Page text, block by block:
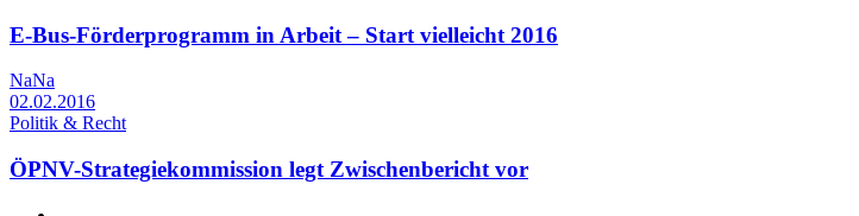
E-Bus-Förderprogramm in Arbeit – Start vielleicht 2016
NaNa
02.02.2016
Politik & Recht
ÖPNV-Strategiekommission legt Zwischenbericht vor